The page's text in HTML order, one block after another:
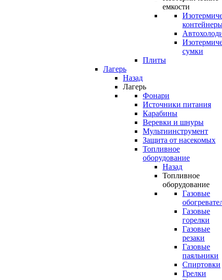
емкости
сумки
Плиты
Лагерь
Назад
Лагерь
Фонари
Источники питания
Карабины
Веревки и шнуры
Мультиинструмент
Защита от насекомых
Топливное
оборудование
Назад
Топливное
оборудование
Газовые
Газовые
горелки
Газовые
резаки
Газовые
паяльники
Спиртовки
Грелки